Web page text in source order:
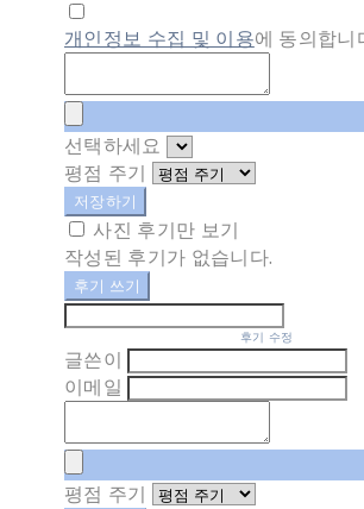
개인정보 수집 및 이용에 동의합니
선택하세요
평점 주기
저장하기
사진 후기만 보기
작성된 후기가 없습니다.
후기 쓰기
후기 수정
글쓴이
이메일
평점 주기